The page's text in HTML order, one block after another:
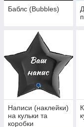
Баблс (Bubbles)
Написи (наклейки)
на кульки та
коробки